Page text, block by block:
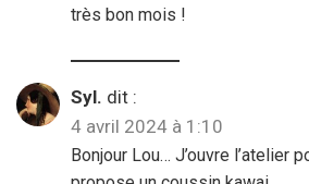
très bon mois !
Syl. dit :
4 avril 2024 à 1:10
Bonjour Lou… J’ouvre l’atelier